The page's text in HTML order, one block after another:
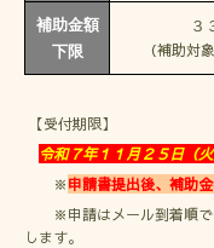
補助金額
下限
３
（補助対
【受付期限】
令和７年１１月２５日（
※申請書提出後、補助
※申請はメール到着順で
します。